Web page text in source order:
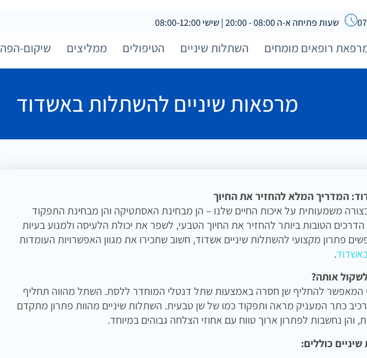
שעות פתיחה א-ה 08:00 - 20:00 | שישי 08:00-12:00
רופאים מומחים השתלות שיניים הטיפולים ממליצים שיקום-הפה
מרפאות שיניים להשתלות באשדוד
המדריך המלא להחזיר את החיוך
בצורה משמעותית על איכות החיים שלנו – הן מבחינת האסתטיקה והן מבחינת התפקוד
הדרכים הטובות ביותר להחזיר את החיוך הטבעי, לשפר את יכולת הלעיסה ולמנוע בעיות
פתרון מקצועי להשתלות שיניים אשדוד, חשוב שתכירו את מגוון האפשרויות העומדות
.
אותה?
המאפשר להחליף שן חסרה באמצעות שתל דנטלי המוחדר ללסת. השתל מהווה תחליף
כתר המעניק מראה ותפקוד כמו של שן טבעית. השתלות שיניים מהוות פתרון מתקדם
והן נחשבות לפתרון ארוך טווח עם אחוזי הצלחה גבוהים במיוחד.
כוללים: